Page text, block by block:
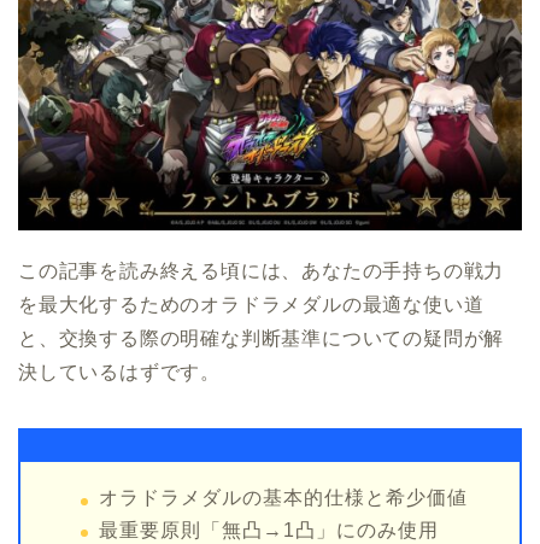
この記事を読み終える頃には、あなたの手持ちの戦力
を最大化するためのオラドラメダルの最適な使い道
と、交換する際の明確な判断基準についての疑問が解
決しているはずです。
オラドラメダルの基本的仕様と希少価値
最重要原則「無凸→1凸」にのみ使用